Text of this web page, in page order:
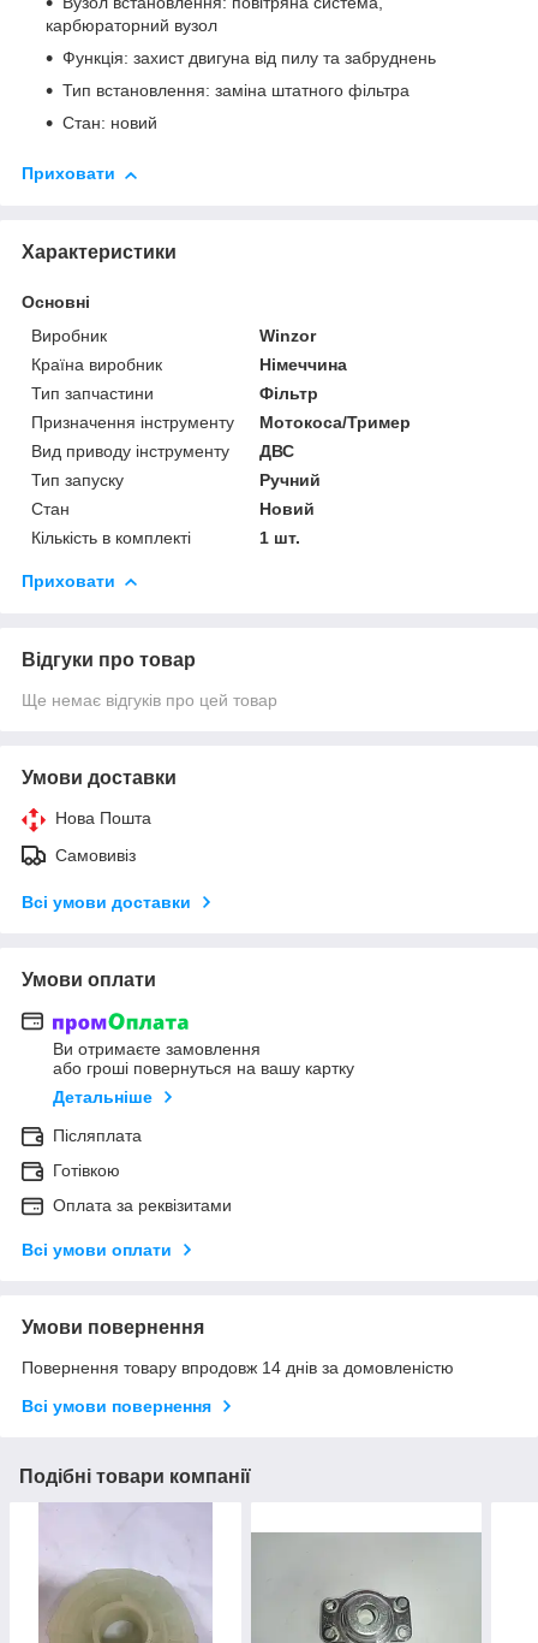
карбюраторний вузол
Функція: захист двигуна від пилу та забруднень
Тип встановлення: заміна штатного фільтра
Стан: новий
Приховати
Характеристики
Основні
Виробник
Winzor
Країна виробник
Німеччина
Тип запчастини
Фільтр
Призначення інструменту
Мотокоса/Тример
Вид приводу інструменту
ДВС
Тип запуску
Ручний
Стан
Новий
Кількість в комплекті
1 шт.
Приховати
Відгуки про товар
Ще немає відгуків про цей товар
Умови доставки
Нова Пошта
Самовивіз
Всі умови доставки
Умови оплати
Ви отримаєте замовлення
або гроші повернуться на вашу картку
Детальніше
Післяплата
Готівкою
Оплата за реквізитами
Всі умови оплати
Умови повернення
Повернення товару впродовж 14 днів за домовленістю
Всі умови повернення
Подібні товари компанії